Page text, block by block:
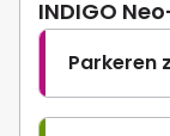
INDIGO
Parkeren